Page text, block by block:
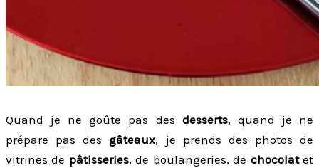
Quand je ne goûte pas des desserts, quand je ne
prépare pas desgâteaux, je prends des photos de
vitrines de pâtisseries, de boulangeries, de chocolatet